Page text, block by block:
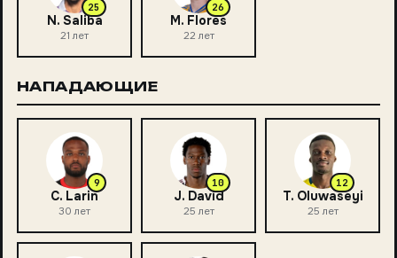
25
N. Saliba
21 лет
26
M. Flores
22 лет
НАПАДАЮЩИЕ
9
C. Larin
30 лет
10
J. David
25 лет
12
T. Oluwaseyi
25 лет